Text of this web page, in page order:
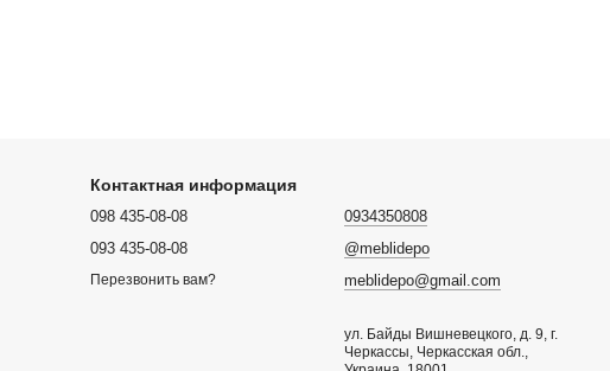
Контактная информация
098 435-08-08
093 435-08-08
Перезвонить вам?
0934350808
@meblidepo
meblidepo@gmail.com
ул. Байды Вишневецкого, д. 9, г.
Черкассы, Черкасская обл.,